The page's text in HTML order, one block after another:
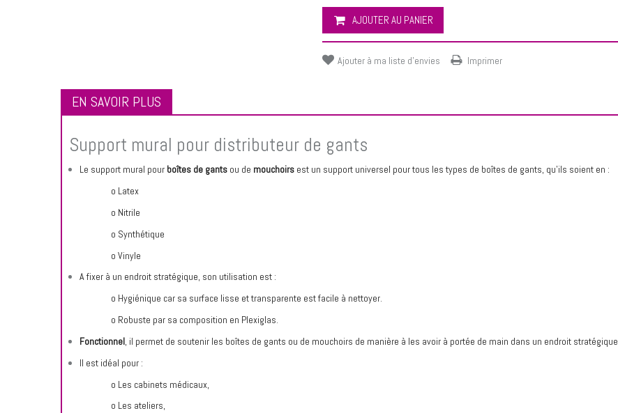
AJOUTER AU PANIER
Ajouter à ma liste d'envies Imprimer
EN SAVOIR PLUS
Support mural pour distributeur de gants
Le support mural pour boîtes de gants ou de mouchoirs est un support universel pour tous les types de boîtes de gants, qu’ils soient en :
o Latex
o Nitrile
o Synthétique
o Vinyle
A fixer à un endroit stratégique, son utilisation est :
o Hygiénique car sa surface lisse et transparente est facile à nettoyer.
o Robuste par sa composition en Plexiglas.
Fonctionnel, il permet de soutenir les boîtes de gants ou de mouchoirs de manière à les avoir à portée de main dans un endroit stratégique
Il est idéal pour :
o Les cabinets médicaux,
o Les ateliers,